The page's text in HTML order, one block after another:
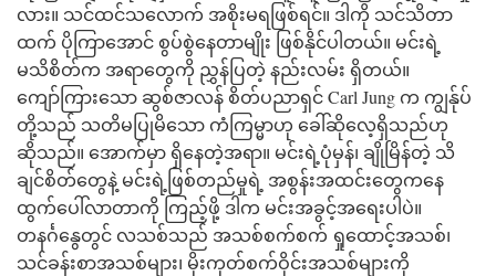
လား။ သင်ထင်သလောက် အစိုးမရဖြစ်ရင်။ ဒါကို သင်သိတာ
ထက် ပိုကြာအောင် စွပ်စွဲနေတာမျိုး ဖြစ်နိုင်ပါတယ်။ မင်းရဲ့
မသိစိတ်က အရာတွေကို ညွှန်ပြတဲ့ နည်းလမ်း ရှိတယ်။
ကျော်ကြားသော ဆွစ်ဇာလန် စိတ်ပညာရှင် Carl Jung က ကျွန်ုပ်
တို့သည် သတိမပြုမိသော ကံကြမ္မာဟု ခေါ်ဆိုလေ့ရှိသည်ဟု
ဆိုသည်။ အောက်မှာ ရှိနေတဲ့အရာ။ မင်းရဲ့ပုံမှန်၊ ချိုမြိန်တဲ့ သိ
ချင်စိတ်တွေနဲ့ မင်းရဲ့ဖြစ်တည်မှုရဲ့ အစွန်းအထင်းတွေကနေ
ထွက်ပေါ်လာတာကို ကြည့်ဖို့ ဒါက မင်းအခွင့်အရေးပါပဲ။
တနင်္ဂနွေတွင် လသစ်သည် အသစ်စက်စက် ရှုထောင့်အသစ်၊
သင်ခန်းစာအသစ်များ၊ မိုးကုတ်စက်ဝိုင်းအသစ်များကို